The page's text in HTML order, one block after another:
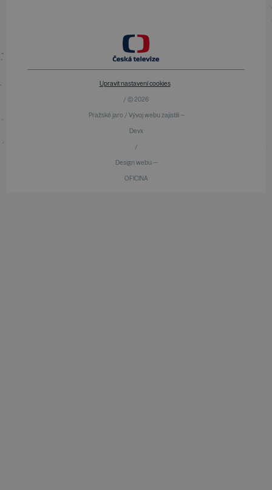
Upravit nastavení cookies
/ © 2026
Pražské jaro / Vývoj webu zajistili —
Devx
/
Design webu —
OFICINA